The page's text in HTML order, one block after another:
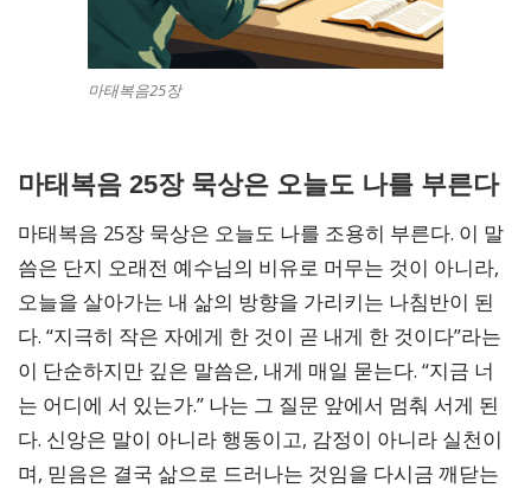
마태복음25장
마태복음 25장 묵상은 오늘도 나를 부른다
마태복음 25장 묵상은 오늘도 나를 조용히 부른다. 이 말
씀은 단지 오래전 예수님의 비유로 머무는 것이 아니라,
오늘을 살아가는 내 삶의 방향을 가리키는 나침반이 된
다. “지극히 작은 자에게 한 것이 곧 내게 한 것이다”라는
이 단순하지만 깊은 말씀은, 내게 매일 묻는다. “지금 너
는 어디에 서 있는가.” 나는 그 질문 앞에서 멈춰 서게 된
다. 신앙은 말이 아니라 행동이고, 감정이 아니라 실천이
며, 믿음은 결국 삶으로 드러나는 것임을 다시금 깨닫는